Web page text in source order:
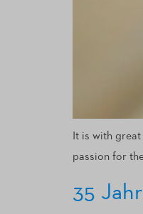
It is with
passion for
35